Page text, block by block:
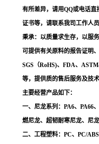
有所差异，请用QQ或电话
证书等，请联系我司工作人
秉承：以质量求生存，以服
可提供有关原料的报告证明
SGS（RoHS)、FDA、
等，提供质的售后服务及技术
主要经营产品如下：
一、尼龙系列：PA6、PA66
燃尼龙、超韧耐寒尼龙、尼龙
二、工程塑料：PC、PC/